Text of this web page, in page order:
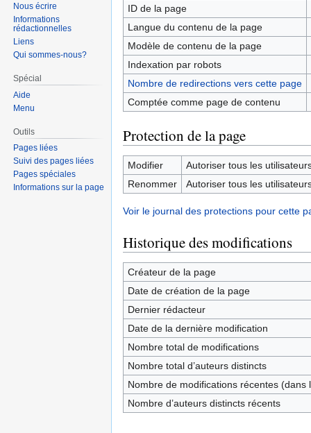
ID de la page
Langue du contenu de la page
Modèle de contenu de la page
Indexation par robots
Nombre de redirections vers cette page
Comptée comme page de contenu
Protection de la page
Modifier
Autoriser tous les
Renommer
Autoriser tous les
Voir le journal des protections pour cette
Historique des modifications
Créateur de la page
Date de création de la page
Dernier rédacteur
Date de la dernière modification
Nombre total de modifications
Nombre total d’auteurs distincts
Nombre de modifications récentes (dans
Nombre d’auteurs distincts récents
Nous écrire
Informations
rédactionnelles
Liens
Qui sommes-nous?
Spécial
Aide
Menu
Outils
Pages liées
Suivi des pages liées
Pages spéciales
Informations sur la page